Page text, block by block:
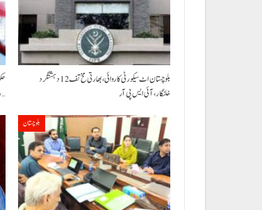
روپئی 19 پیسہ…
بلوچستان اٹ سیکورٹی کاروائی، بھارتی مخ تف 12 دہشتگرد
خلنگار،آئی ایس پی آر
بلوچستان